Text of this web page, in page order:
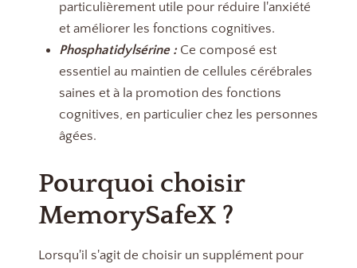
particulièrement utile pour réduire l'anxiété
et améliorer les fonctions cognitives.
Phosphatidylsérine :Ce composé est
essentiel au maintien de cellules cérébrales
saines et à la promotion des fonctions
cognitives, en particulier chez les personnes
âgées.
Pourquoi choisir
MemorySafeX ?
Lorsqu'il s'agit de choisir un supplément pour